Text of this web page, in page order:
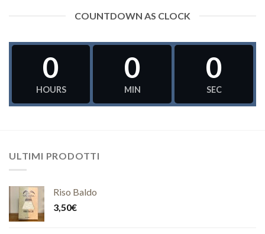
COUNTDOWN AS CLOCK
0
HOURS
0
MIN
0
SEC
ULTIMI PRODOTTI
Riso Baldo
3,50€